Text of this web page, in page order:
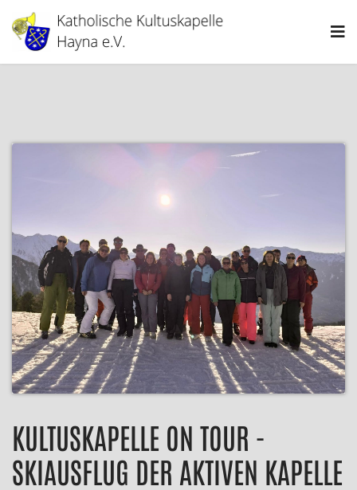
KULTUSKAPELLE ON TOUR -
SKIAUSFLUG DER AKTIVEN KAPELLE